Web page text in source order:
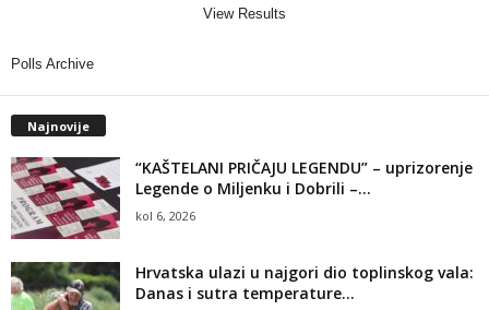
View Results
Polls Archive
Najnovije
“KAŠTELANI PRIČAJU LEGENDU” – uprizorenje
Legende o Miljenku i Dobrili –...
kol 6, 2026
Hrvatska ulazi u najgori dio toplinskog vala:
Danas i sutra temperature...